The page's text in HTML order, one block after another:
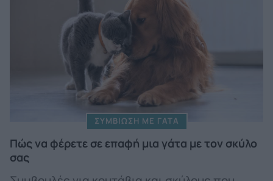
ΣΥΜΒΙΩΣΗ ΜΕ ΓΑΤΑ
Πώς να φέρετε σε επαφή μια γάτα με τον σκύλο
σας